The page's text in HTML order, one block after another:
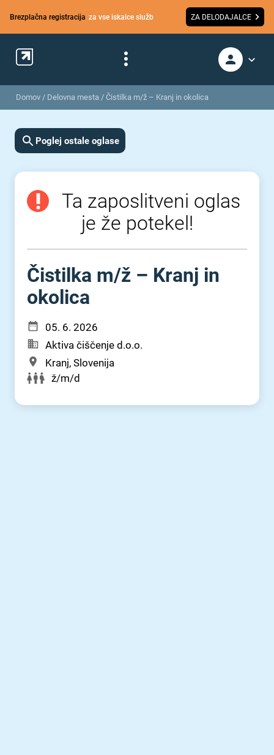
Brezplačna registracija za vse iskalce služb ZA DELODAJALCE
Domov / Delovna mesta / Čistilka m/ž – Kranj in okolica
Poglej ostale oglase
Ta zaposlitveni oglas
je že potekel!
Čistilka m⁠/⁠ž – Kranj in
okolica
05. 6. 2026
Aktiva čiščenje d.o.o.
Kranj, Slovenija
ž/m/d